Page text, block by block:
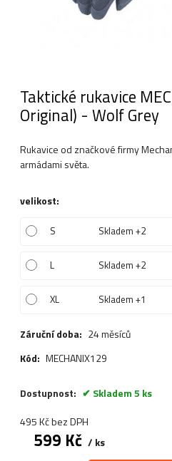
Taktické rukavice
Original) - Wolf Grey
Rukavice od značkové firmy
armádami světa.
velikost:
S Skladem +2
L Skladem +2
XL Skladem +1
Záruční doba: 24 měsíců
Kód: MECHANIX129
Dostupnost:
Skladem 5 ks
495Kčbez DPH
599 Kč ks